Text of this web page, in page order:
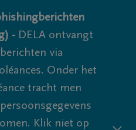
- DELA ontvangt
via
Onder het
tracht men
Klik niet op